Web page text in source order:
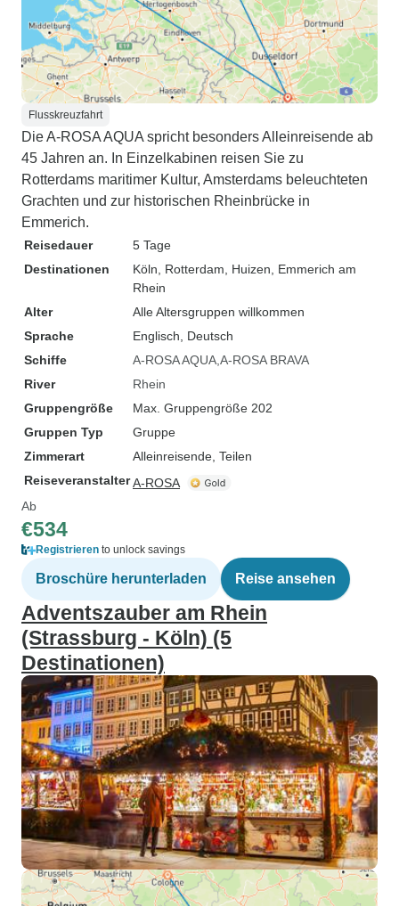
Flusskreuzfahrt
Die A-ROSA AQUA spricht besonders Alleinreisende ab
45 Jahren an. In Einzelkabinen reisen Sie zu
Rotterdams maritimer Kultur, Amsterdams beleuchteten
Grachten und zur historischen Rheinbrücke in
Emmerich.
Reisedauer
5 Tage
Destinationen
Köln , Rotterdam , Huizen , Emmerich am
Rhein
Alter
Alle Altersgruppen willkommen
Sprache
Englisch, Deutsch
Schiffe
A-ROSA AQUA A-ROSA BRAVA
River
Rhein
Gruppengröße
Max. Gruppengröße 202
Gruppen Typ
Gruppe
Zimmerart
Alleinreisende, Teilen
ReiseveranstalterA-ROSA
Ab
€534
Registrieren to unlock savings
Broschüre herunterladen Reise ansehen
Adventszauber am Rhein
(Strassburg - Köln) (5
Destinationen)